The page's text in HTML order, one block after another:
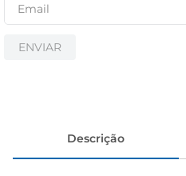
ENVIAR
Descrição